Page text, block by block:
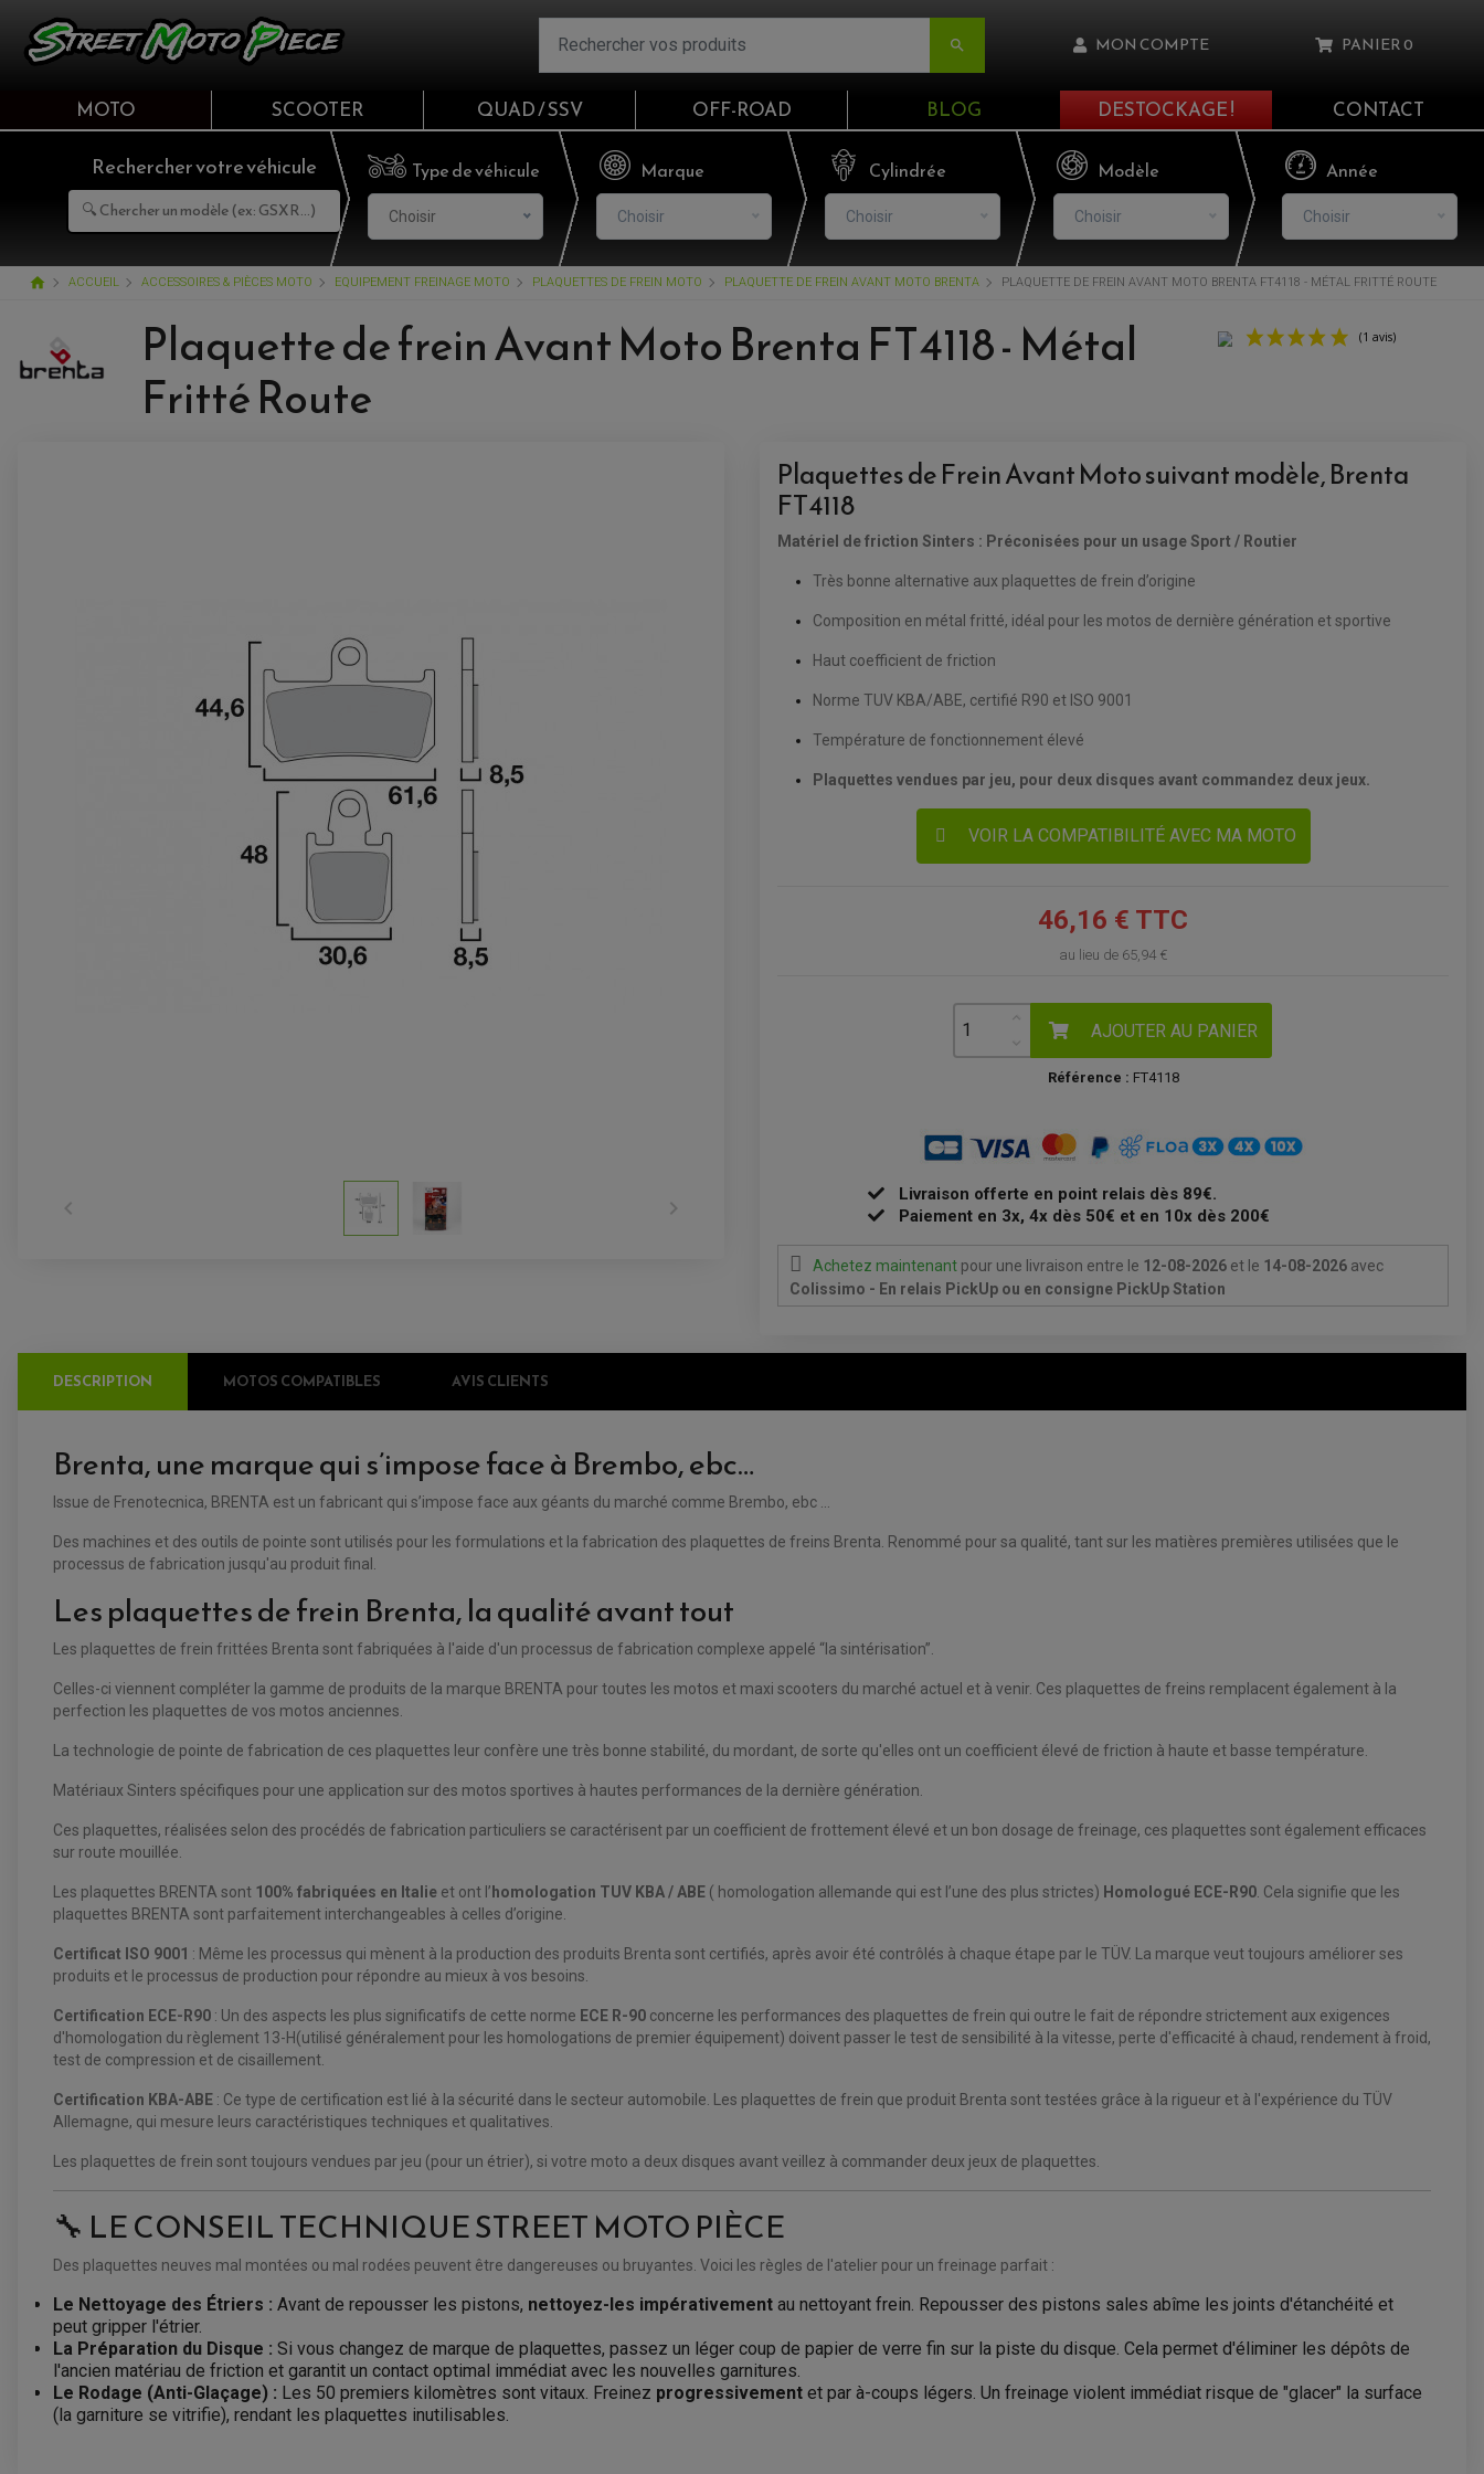
 MON COMPTE
Email
Mot de passe
CONNEXION
PANIER0
Il n'y a aucun produit dans votre panier
VOIR LE PANIER
MOTO SCOOTER QUAD / SSV OFF-ROAD BLOG DESTOCKAGE ! CONTACT
Rechercher votre véhicule Type de véhicule
Choisir
Marque
Choisir
Cylindrée
Choisir
Modèle
Choisir
Année
Choisir
home ACCUEIL ACCESSOIRES & PIÈCES MOTO EQUIPEMENT FREINAGE MOTO PLAQUETTES DE FREIN MOTO PLAQUETTE DE FREIN AVANT MOTO BRENTA PLAQUETTE DE FREIN AVANT MOTO BRENTA FT4118 - MÉTAL FRITTÉ ROUTE
Plaquette de frein Avant Moto Brenta FT4118 - Métal
Fritté Route
 
Plaquettes de Frein Avant Moto suivant modèle, Brenta
FT4118
Matériel de friction Sinters : Préconisées pour un usage Sport / Routier
Très bonne alternative aux plaquettes de frein d’origine
Composition en métal fritté, idéal pour les motos de dernière génération et sportive
Haut coefficient de friction
Norme TUV KBA/ABE, certifié R90 et ISO 9001
Température de fonctionnement élevé
Plaquettes vendues par jeu, pour deux disques avant commandez deux jeux.
VOIR LA COMPATIBILITÉ AVEC MA MOTO
46,16 € TTC
au lieu de 65,94 €
AJOUTER AU PANIER
Référence : FT4118
Livraison offerte en point relais dès 89€.
Paiement en 3x, 4x dès 50€ et en 10x dès 200€
Achetez maintenant pour une livraison entre le 12-08-2026 et le 14-08-2026 avec
Colissimo - En relais PickUp ou en consigne PickUp Station
DESCRIPTION MOTOS COMPATIBLES AVIS CLIENTS
Brenta, une marque qui s’impose face à Brembo, ebc…
Issue de Frenotecnica, BRENTA est un fabricant qui s’impose face aux géants du marché comme Brembo, ebc ...
Des machines et des outils de pointe sont utilisés pour les formulations et la fabrication des plaquettes de freins Brenta. Renommé pour sa qualité, tant sur les matières premières utilisées que le
processus de fabrication jusqu'au produit final.
Les plaquettes de frein Brenta, la qualité avant tout
Les plaquettes de frein frittées Brenta sont fabriquées à l'aide d'un processus de fabrication complexe appelé “la sintérisation”.
Celles-ci viennent compléter la gamme de produits de la marque BRENTA pour toutes les motos et maxi scooters du marché actuel et à venir. Ces plaquettes de freins remplacent également à la
perfection les plaquettes de vos motos anciennes.
La technologie de pointe de fabrication de ces plaquettes leur confère une très bonne stabilité, du mordant, de sorte qu'elles ont un coefficient élevé de friction à haute et basse température.
Matériaux Sinters spécifiques pour une application sur des motos sportives à hautes performances de la dernière génération.
Ces plaquettes, réalisées selon des procédés de fabrication particuliers se caractérisent par un coefficient de frottement élevé et un bon dosage de freinage, ces plaquettes sont également efficaces
sur route mouillée.
Les plaquettes BRENTA sont 100% fabriquées en Italie et ont l’ homologation TUV KBA / ABE ( homologation allemande qui est l’une des plus strictes) Homologué ECE-R90 . Cela signifie que les
plaquettes BRENTA sont parfaitement interchangeables à celles d’origine.
Certificat ISO 9001 : Même les processus qui mènent à la production des produits Brenta sont certifiés, après avoir été contrôlés à chaque étape par le TÜV. La marque veut toujours améliorer ses
produits et le processus de production pour répondre au mieux à vos besoins.
Certification ECE-R90 : Un des aspects les plus significatifs de cette norme ECE R-90 concerne les performances des plaquettes de frein qui outre le fait de répondre strictement aux exigences
d'homologation du règlement 13-H(utilisé généralement pour les homologations de premier équipement) doivent passer le test de sensibilité à la vitesse, perte d'efficacité à chaud, rendement à froid,
test de compression et de cisaillement.
Certification KBA-ABE : Ce type de certification est lié à la sécurité dans le secteur automobile. Les plaquettes de frein que produit Brenta sont testées grâce à la rigueur et à l'expérience du TÜV
Allemagne, qui mesure leurs caractéristiques techniques et qualitatives.
Les plaquettes de frein sont toujours vendues par jeu (pour un étrier), si votre moto a deux disques avant veillez à commander deux jeux de plaquettes.
🔧 LE CONSEIL TECHNIQUE STREET MOTO PIÈCE
Des plaquettes neuves mal montées ou mal rodées peuvent être dangereuses ou bruyantes. Voici les règles de l'atelier pour un freinage parfait :
Le Nettoyage des Étriers : Avant de repousser les pistons, nettoyez-les impérativement au nettoyant frein. Repousser des pistons sales abîme les joints d'étanchéité et
peut gripper l'étrier.
La Préparation du Disque : Si vous changez de marque de plaquettes, passez un léger coup de papier de verre fin sur la piste du disque. Cela permet d'éliminer les dépôts de
l'ancien matériau de friction et garantit un contact optimal immédiat avec les nouvelles garnitures.
Le Rodage (Anti-Glaçage) : Les 50 premiers kilomètres sont vitaux. Freinez progressivement et par à-coups légers. Un freinage violent immédiat risque de "glacer" la surface
(la garniture se vitrifie), rendant les plaquettes inutilisables.